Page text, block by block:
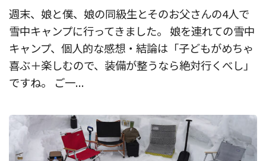
週末、娘と僕、娘の同級生とそのお父さんの4人で
雪中キャンプに行ってきました。 娘を連れての雪中
キャンプ、個人的な感想・結論は「子どもがめちゃ
喜ぶ＋楽しむので、装備が整うなら絶対行くべし」
ですね。 ご一...